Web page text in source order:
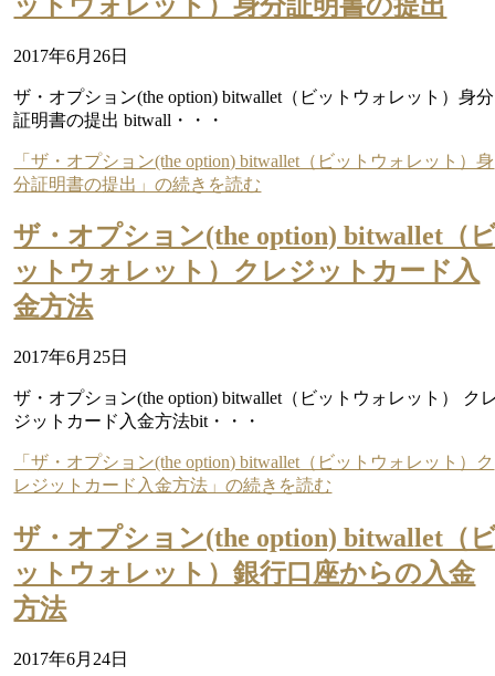
2017年6月26日
ザ・オプション(the option) bitwallet（ビットウォレット）身分
証明書の提出 bitwall・・・
「ザ・オプション(the option) bitwallet（ビットウォレット）身
分証明書の提出」の続きを読む
ザ・オプション(the option) bitwallet（
ットウォレット）クレジットカード入
金方法
2017年6月25日
ザ・オプション(the option) bitwallet（ビットウォレット） ク
ジットカード入金方法bit・・・
「ザ・オプション(the option) bitwallet（ビットウォレット）ク
レジットカード入金方法」の続きを読む
ザ・オプション(the option) bitwallet（
ットウォレット）銀行口座からの入金
方法
2017年6月24日